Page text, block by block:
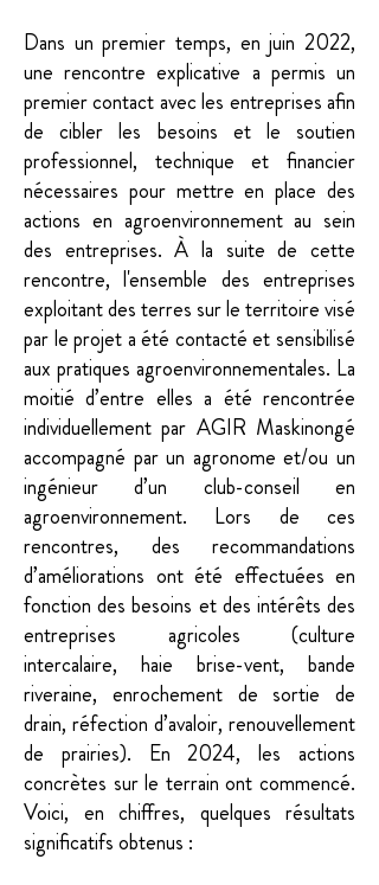
Dans un premier temps, en juin 2022,
une rencontre explicative a permis un
premier contact avec les entreprises afin
de cibler les besoins et le soutien
professionnel, technique et financier
nécessaires pour mettre en place des
actions en agroenvironnement au sein
des entreprises. À la suite de cette
rencontre, l'ensemble des entreprises
exploitant des terres sur le territoire visé
par le projet a été contacté et sensibilisé
aux pratiques agroenvironnementales. La
moitié d’entre elles a été rencontrée
individuellement par AGIR Maskinongé
accompagné par un agronome et/ou un
ingénieur d’un club-conseil en
agroenvironnement. Lors de ces
rencontres, des recommandations
d’améliorations ont été effectuées en
fonction des besoins et des intérêts des
entreprises agricoles (culture
intercalaire, haie brise-vent, bande
riveraine, enrochement de sortie de
drain, réfection d’avaloir, renouvellement
de prairies). En 2024, les actions
concrètes sur le terrain ont commencé.
Voici, en chiffres, quelques résultats
significatifs obtenus :